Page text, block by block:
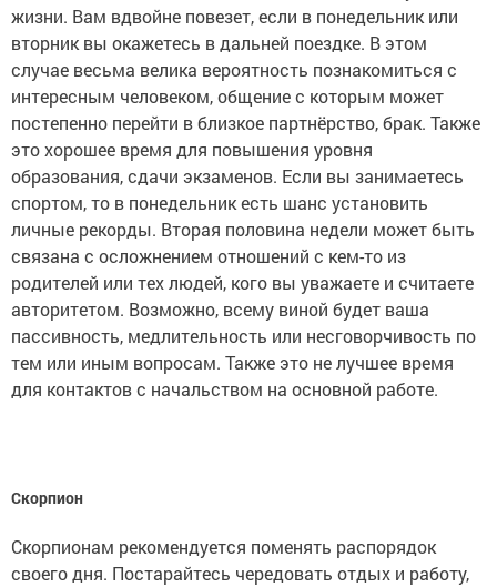
жизни. Вам вдвойне повезет, если в понедельник или
вторник вы окажетесь в дальней поездке. В этом
случае весьма велика вероятность познакомиться с
интересным человеком, общение с которым может
постепенно перейти в близкое партнёрство, брак. Также
это хорошее время для повышения уровня
образования, сдачи экзаменов. Если вы занимаетесь
спортом, то в понедельник есть шанс установить
личные рекорды. Вторая половина недели может быть
связана с осложнением отношений с кем-то из
родителей или тех людей, кого вы уважаете и считаете
авторитетом. Возможно, всему виной будет ваша
пассивность, медлительность или несговорчивость по
тем или иным вопросам. Также это не лучшее время
для контактов с начальством на основной работе.
Скорпион
Скорпионам рекомендуется поменять распорядок
своего дня. Постарайтесь чередовать отдых и работу,